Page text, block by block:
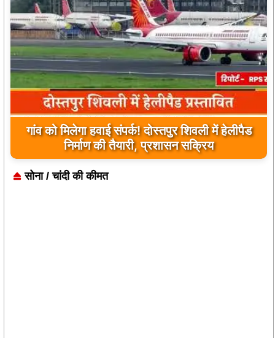
यूपी के बहराइच में बड़ा हादसा, कौड़ियाला नदी में नाव
पलटी, 17 लापता, एक का शव मिला
सोना / चांदी की कीमत